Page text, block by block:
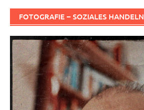
FOTOGRAFIE – SOZIALES HANDELN